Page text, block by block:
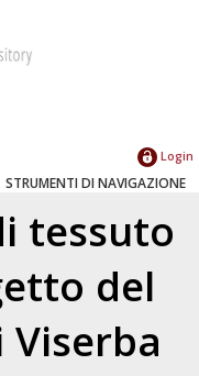
Login
STRUMENTI DI NAVIGAZIONE
tessuto
del